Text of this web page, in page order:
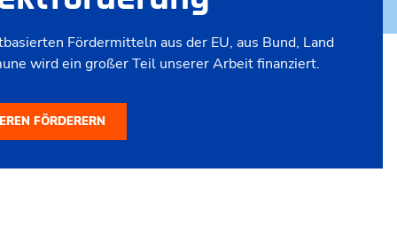
Kooperations-Partnern haben wir stets das Ohr am
und können so aktuelle und relevante
KOOPERATIONEN